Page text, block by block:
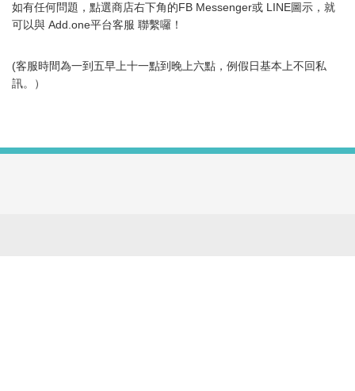
如有任何問題，點選商店右下角的FB Messenger或 LINE圖示，就
可以與 Add.one平台客服 聯繫囉！
(客服時間為一到五早上十一點到晚上六點，例假日基本上不回私
訊。）